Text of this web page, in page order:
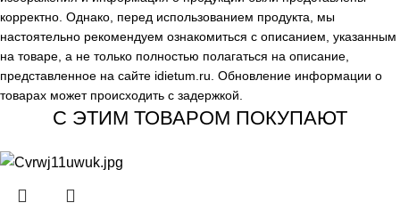
корректно. Однако, перед использованием продукта, мы
настоятельно рекомендуем ознакомиться с описанием, указанным
на товаре, а не только полностью полагаться на описание,
представленное на сайте idietum.ru. Обновление информации о
товарах может происходить с задержкой.
С ЭТИМ ТОВАРОМ ПОКУПАЮТ